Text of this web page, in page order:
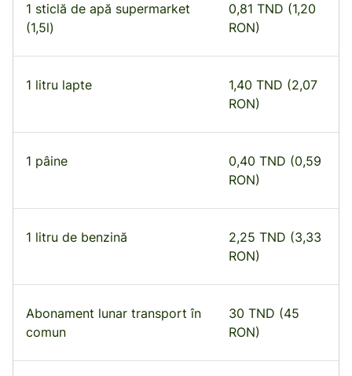
1 sticlă de apă supermarket
(1,5l)
0,81 TND (1,20
RON)
1 litru lapte
1,40 TND (2,07
RON)
1 pâine
0,40 TND (0,59
RON)
1 litru de benzină
2,25 TND (3,33
RON)
Abonament lunar transport în
comun
30 TND (45
RON)